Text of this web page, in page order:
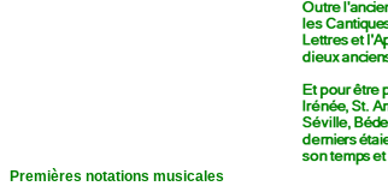
Premières notations musicales